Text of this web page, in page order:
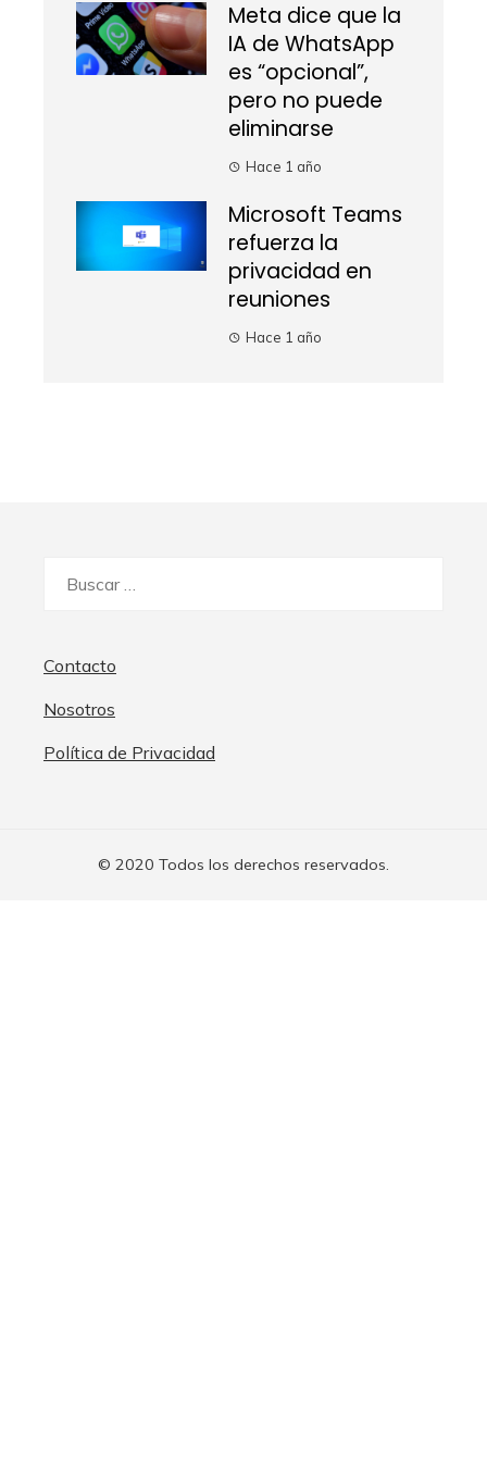
Meta dice que la
IA de WhatsApp
es “opcional”,
pero no puede
eliminarse
Hace 1 año
Microsoft Teams
refuerza la
privacidad en
reuniones
Hace 1 año
Contacto
Nosotros
Política de Privacidad
© 2020 Todos los derechos reservados.